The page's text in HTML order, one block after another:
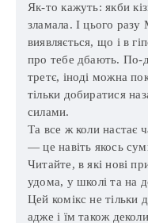
Як-то кажуть: якби
зламала. І цього разу
виявляється, що і в
про тебе дбають. По-
третє, іноді можна
тільки добиратися
силами.
Та все ж коли настає
— це навіть якось
Читайте, в які нові
удома, у школі та на
Цей комікс не тільки
адже і їм також